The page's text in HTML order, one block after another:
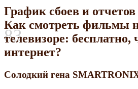
83
График сбоев и
Как смотреть фильмы
телевизоре: бесплатно,
интернет?
Солодкий гена